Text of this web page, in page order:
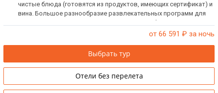
чистые блюда (готовятся из продуктов, имеющих сертификат) и
вина. Большое разнообразие развлекательных программ для
детей, а также спортивных программ для любого возраста.
от 66 591 ₽ за ночь
Выбрать тур
Отели без перелета